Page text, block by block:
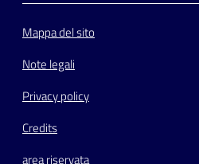
Mappa del sito
Note legali
Privacy policy
Credits
area riservata